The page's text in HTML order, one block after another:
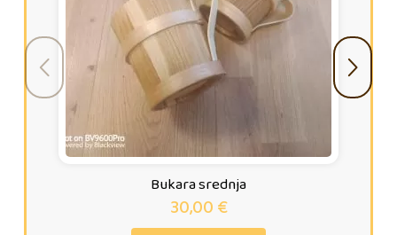
Bukara srednja
30,00€